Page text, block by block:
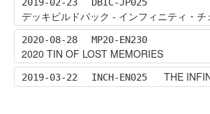
2019-02-23 DBIC-JP025
デッキビルドパック - インフィニティ・チ
2020-08-28 MP20-EN230
2020 TIN OF LOST MEMORIES
2019-03-22 INCH-EN025 THE